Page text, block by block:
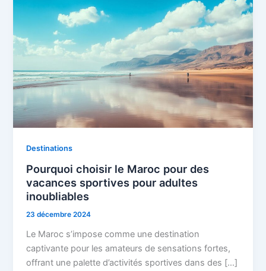
Destinations
Pourquoi choisir le Maroc pour des
vacances sportives pour adultes
inoubliables
23 décembre 2024
Le Maroc s’impose comme une destination
captivante pour les amateurs de sensations fortes,
offrant une palette d’activités sportives dans des […]